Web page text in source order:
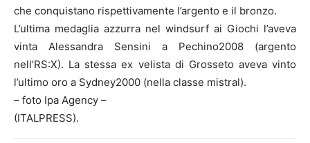
che conquistano rispettivamente l’argento e il bronzo.
L’ultima medaglia azzurra nel windsurf ai Giochi l’aveva
vinta Alessandra Sensini a Pechino2008 (argento
nell’RS:X). La stessa ex velista di Grosseto aveva vinto
l’ultimo oro a Sydney2000 (nella classe mistral).
– foto Ipa Agency –
(ITALPRESS).